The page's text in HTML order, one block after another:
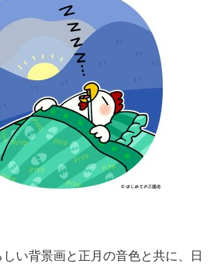
い背景画と正月の音色と共に、日